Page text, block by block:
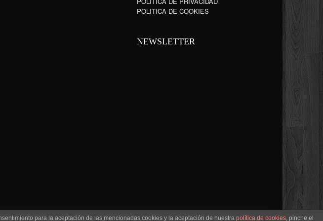
POLITICA DE COOKIES
NEWSLETTER
para la aceptación de las mencionadas cookies y la aceptación de nuestra política de cookies, pinche el